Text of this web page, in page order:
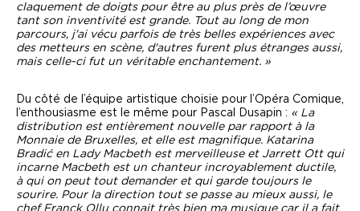
claquement de doigts pour être au plus près de l’œuvre
tant son inventivité est grande. Tout au long de mon
parcours, j'ai vécu parfois de très belles expériences avec
des metteurs en scène, d'autres furent plus étranges aussi,
mais celle-ci fut un véritable enchantement. »
Du côté de l’équipe artistique choisie pour l’Opéra Comique,
l’enthousiasme est le même pour Pascal Dusapin : « La
distribution est entièrement nouvelle par rapport à la
Monnaie de Bruxelles, et elle est magnifique. Katarina
Bradić en Lady Macbeth est merveilleuse et Jarrett Ott qui
incarne Macbeth est un chanteur incroyablement ductile,
à qui on peut tout demander et qui garde toujours le
sourire. Pour la direction tout se passe au mieux aussi, le
chef Franck Ollu connait très bien ma musique car il a fait